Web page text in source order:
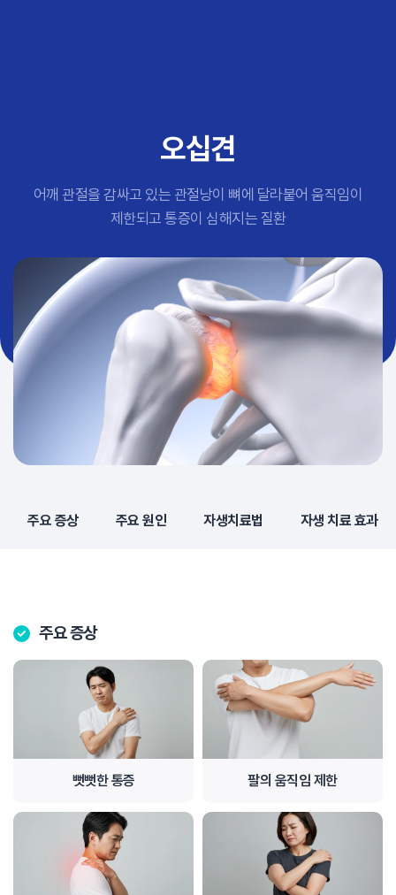
#교통사고후유증 #허리디스크
오십견
어깨 관절을 감싸고 있는 관절낭이 뼈에 달라붙어 움직임이
제한되고 통증이 심해지는 질환
주요 증상 주요 원인 자생치료법 자생 치료 효과
주요 증상
뻣뻣한 통증 팔의 움직임 제한